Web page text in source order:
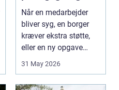
sundhed
Når en medarbejder
bliver syg, en borger
kræver ekstra støtte,
eller en ny opgave
opstår fra dag til...
31 May 2026